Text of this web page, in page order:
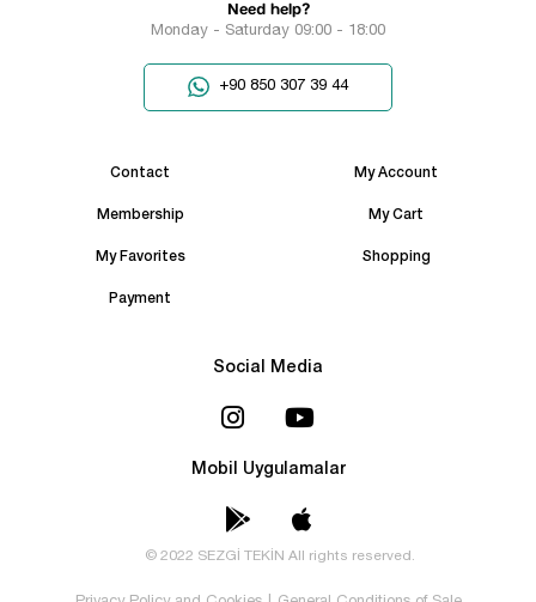
Need help?
Monday - Saturday 09:00 - 18:00
+90 850 307 39 44
Contact My Account
Membership My Cart
My Favorites Shopping
Payment
Social Media
Mobil Uygulamalar
© 2022 SEZGİ TEKİN All rights reserved.